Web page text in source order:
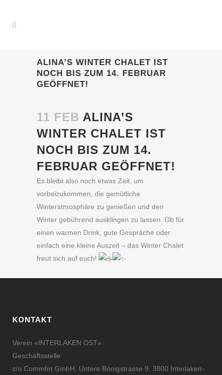
ALINA’S WINTER CHALET IST
NOCH BIS ZUM 14. FEBRUAR
GEÖFFNET!
11 FEB ALINA’S
WINTER CHALET IST
NOCH BIS ZUM 14.
FEBRUAR GEÖFFNET!
Es bleibt also noch etwas Zeit, um
vorbeizukommen, die gemütliche
Winteratmosphäre zu genießen und den
Winter gebührend ausklingen zu lassen. Ob für
einen warmen Drink, gute Gespräche oder
einfach eine kleine Auszeit – das Winter Chalet
freut sich auf euch!
KONTAKT
Verein «INTERLAKEN OST»
Geschäftsstelle
c/o CommInt GmbH, Untere Bönigstrasse 9, 3800 Interlaken-